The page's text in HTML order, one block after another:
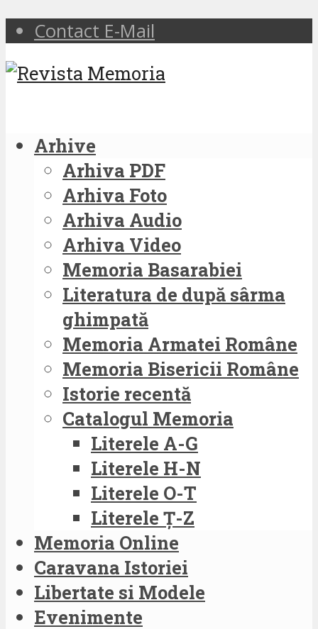
Contact E-Mail
Arhive
Arhiva PDF
Arhiva Foto
Arhiva Audio
Arhiva Video
Memoria Basarabiei
Literatura de după sârma
ghimpată
Memoria Armatei Române
Memoria Bisericii Române
Istorie recentă
Catalogul Memoria
Literele A-G
Literele H-N
Literele O-T
Literele Ț-Z
Memoria Online
Caravana Istoriei
Libertate si Modele
Evenimente